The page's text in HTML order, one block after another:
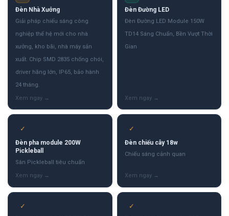
Đèn Nhà Xưởng
Giải pháp chiếu sáng công
nghiệp thế hệ mới cho nhà
xưởng, kho bãi, nhà máy sản
xuất. Chip SMD 2835 chống chói,
driver hãng lớn, IP65, bảo hành
24 tháng.
Đèn Đường LED
Đèn Đường LED Module 150W
TD14 Sáng Chuẩn, Bền Vượt Thời
Gian
✓
Đèn pha module 200W
Pickleball
Sân Pickleball tiêu chuẩn
✓
Đèn chiếu cây 18w
Chiếu sáng cảnh quan
✓ ✓